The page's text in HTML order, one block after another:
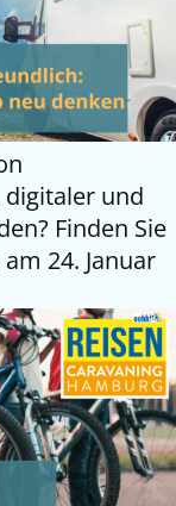
und
Finden Sie
24. Januar